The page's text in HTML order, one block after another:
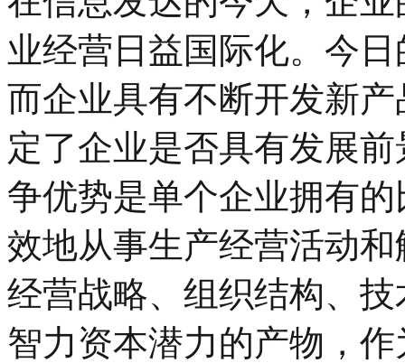
业经营日益国际化。今
而企业具有不断开发新
定了企业是否具有发展
争优势是单个企业拥有
效地从事生产经营活动
经营战略、组织结构、
智力资本潜力的产物，